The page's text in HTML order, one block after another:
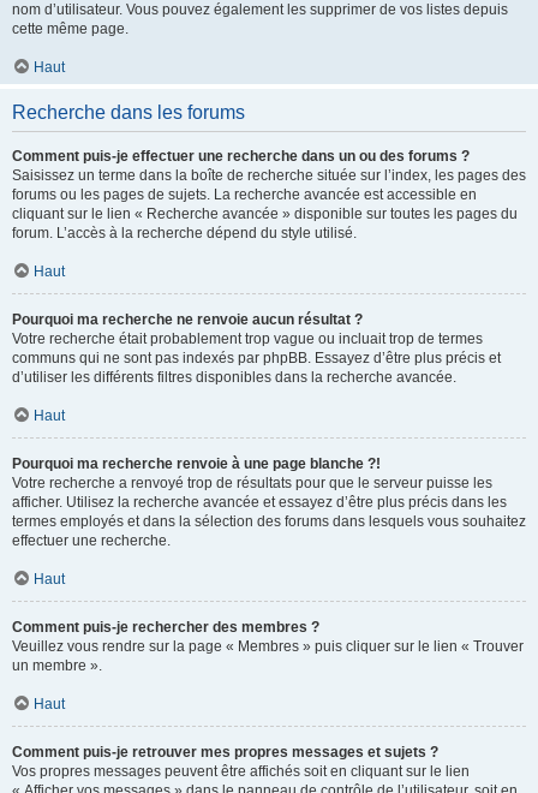
nom d’utilisateur. Vous pouvez également les supprimer de vos listes depuis
cette même page.
Haut
Recherche dans les forums
Comment puis-je effectuer une recherche dans un ou des forums ?
Saisissez un terme dans la boîte de recherche située sur l’index, les pages des
forums ou les pages de sujets. La recherche avancée est accessible en
cliquant sur le lien « Recherche avancée » disponible sur toutes les pages du
forum. L’accès à la recherche dépend du style utilisé.
Haut
Pourquoi ma recherche ne renvoie aucun résultat ?
Votre recherche était probablement trop vague ou incluait trop de termes
communs qui ne sont pas indexés par phpBB. Essayez d’être plus précis et
d’utiliser les différents filtres disponibles dans la recherche avancée.
Haut
Pourquoi ma recherche renvoie à une page blanche ?!
Votre recherche a renvoyé trop de résultats pour que le serveur puisse les
afficher. Utilisez la recherche avancée et essayez d’être plus précis dans les
termes employés et dans la sélection des forums dans lesquels vous souhaitez
effectuer une recherche.
Haut
Comment puis-je rechercher des membres ?
Veuillez vous rendre sur la page « Membres » puis cliquer sur le lien « Trouver
un membre ».
Haut
Comment puis-je retrouver mes propres messages et sujets ?
Vos propres messages peuvent être affichés soit en cliquant sur le lien